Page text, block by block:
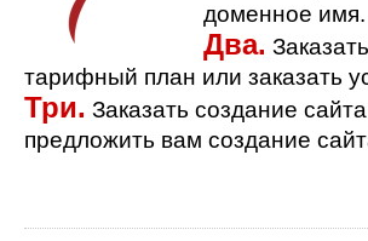
доменное имя.
Два.
тарифный план или заказать
Три. Заказать создание
предложить вам создание